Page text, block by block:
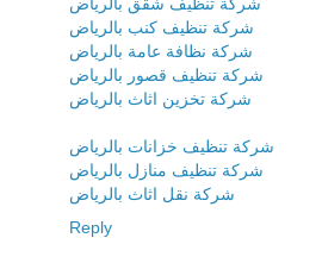
شركة تنظيف كنب بالرياض
شركة نظافة عامة بالرياض
شركة تنظيف قصور بالرياض
شركة تخزين اثاث بالرياض
شركة تنظيف خزانات بالرياض
شركة تنظيف منازل بالرياض
شركة نقل اثاث بالرياض
Reply